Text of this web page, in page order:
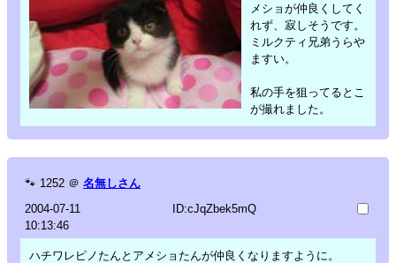
メショが仲良くしてく
れず、寂しそうです。
ミルクティ兄弟うらや
ますい。
私の手を狙ってるとこ
が撮れました。
🐾 1252 ＠ 名無しさん
2004-07-11
10:13:46
ID:cJqZbek5mQ
ハチワレピノたんとアメショたんが仲良くなりますように。